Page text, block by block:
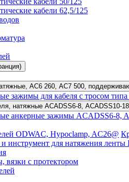
кабели 62,5/125
AC6 260, AC7 500,
зажимы для кабеля с тросом
натяжные ACADSS6-8, ACADSS10-
анкерные зажимы ACADSS6-8,
ODWAC, Hypoclamp, AC26@
инструмент для натяжения
вязки с протектором